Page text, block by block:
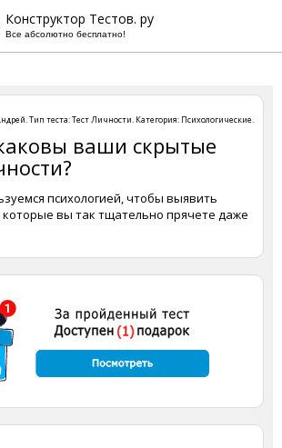
Конструктор Тестов. ру
Все абсолютно бесплатно!
. Тип теста:Тест Личности. Категория: Психологические.
ваши скрытые
психологией, чтобы выявить
вы так тщательно прячете даже